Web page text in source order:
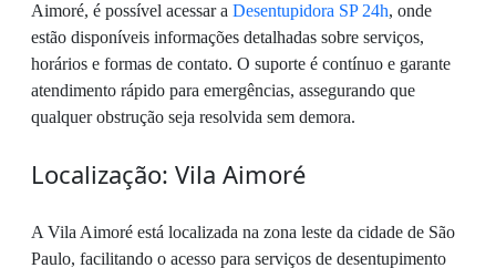
Aimoré, é possível acessar a Desentupidora SP 24h, onde
estão disponíveis informações detalhadas sobre serviços,
horários e formas de contato. O suporte é contínuo e garante
atendimento rápido para emergências, assegurando que
qualquer obstrução seja resolvida sem demora.
Localização: Vila Aimoré
A Vila Aimoré está localizada na zona leste da cidade de São
Paulo, facilitando o acesso para serviços de desentupimento